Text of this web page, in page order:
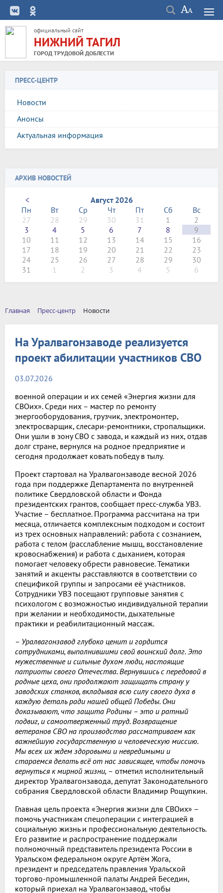
официальный сайт
НИЖНИЙ ТАГИЛ
ГОРОД ТРУДОВОЙ ДОБЛЕСТИ
ПРЕСС-ЦЕНТР
Новости
Анонсы
Актуальная информация
АРХИВ НОВОСТЕЙ
<
Август 2026
Пн
Вт Ср Чт Пт Сб
Вс
27
28 29 30 31 1
2
3
4 5 6 7 8
9
10
11 12 13 14 15
16
17
18 19 20 21 22
23
24
25 26 27 28 29
30
31
1 2 3 4 5 6
Главная Пресс-центр Новости
На Уралвагонзаводе реализуется
проект абилитации участников СВО
03.07.2026
военной операции и их семей «Энергия жизни для
СВОих». Среди них – мастер по ремонту
энергооборудования, грузчик, электромонтер,
электросварщик, слесари-ремонтники, стропальщики.
Они ушли в зону СВО с завода, и каждый из них, отдав
долг стране, вернулся на родное предприятие и
сегодня продолжает ковать победу в тылу.
Проект стартовал на Уралвагонзаводе весной 2026
года при поддержке Департамента по внутренней
политике Свердловской области и Фонда
президентских грантов, сообщает пресс-служба УВЗ.
Участие – бесплатное. Программа рассчитана на три
месяца, отличается комплексным подходом и состоит
из трех основных направлений: работа с сознанием,
работа с телом (расслабление мышц, восстановление
кровоснабжения) и работа с дыханием, которая
помогает человеку обрести равновесие. Тематики
занятий и акценты расставляются в соответствии со
спецификой группы и запросами её участников.
Сотрудники УВЗ посещают групповые занятия с
психологом с возможностью индивидуальной терапии
при желании и необходимости, дыхательные
практики и реабилитационный массаж.
– Уралвагонзавод глубоко ценит и гордится
сотрудниками, выполнившими свой воинский долг. Это
мужественные и сильные духом люди, настоящие
патриоты своего Отечества. Вернувшись с передовой в
родные цеха, они продолжают защищать страну у
заводских станков, вкладывая всю силу своего духа в
каждую деталь ради нашей общей Победы. Они
доказывают, что защита Родины – это и ратный
подвиг, и самоотверженный труд. Возвращение
ветеранов СВО на производство рассматриваем как
важнейшую государственную и человеческую миссию.
Мы всех их ждем здоровыми и невредимыми и
стараемся делать всё от нас зависящее, чтобы помочь
вернуться к мирной жизни, – отметил исполнительный
директор Уралвагонзавода, депутат Законодательного
собрания Свердловской области Владимир Рощупкин.
Главная цель проекта «Энергия жизни для СВОих» –
помочь участникам спецоперации с интеграцией в
социальную жизнь и профессиональную деятельность.
Его развитие и распространение поддержали
полномочный представитель президента России в
Уральском федеральном округе Артём Жога,
президент и председатель правления Уральской
торгово-промышленной палаты Андрей Беседин,
который приехал на Уралвагонзавод, чтобы